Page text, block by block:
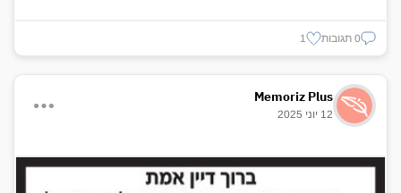
0 תגובות 1
Memoriz Plus
12 יוני 2025